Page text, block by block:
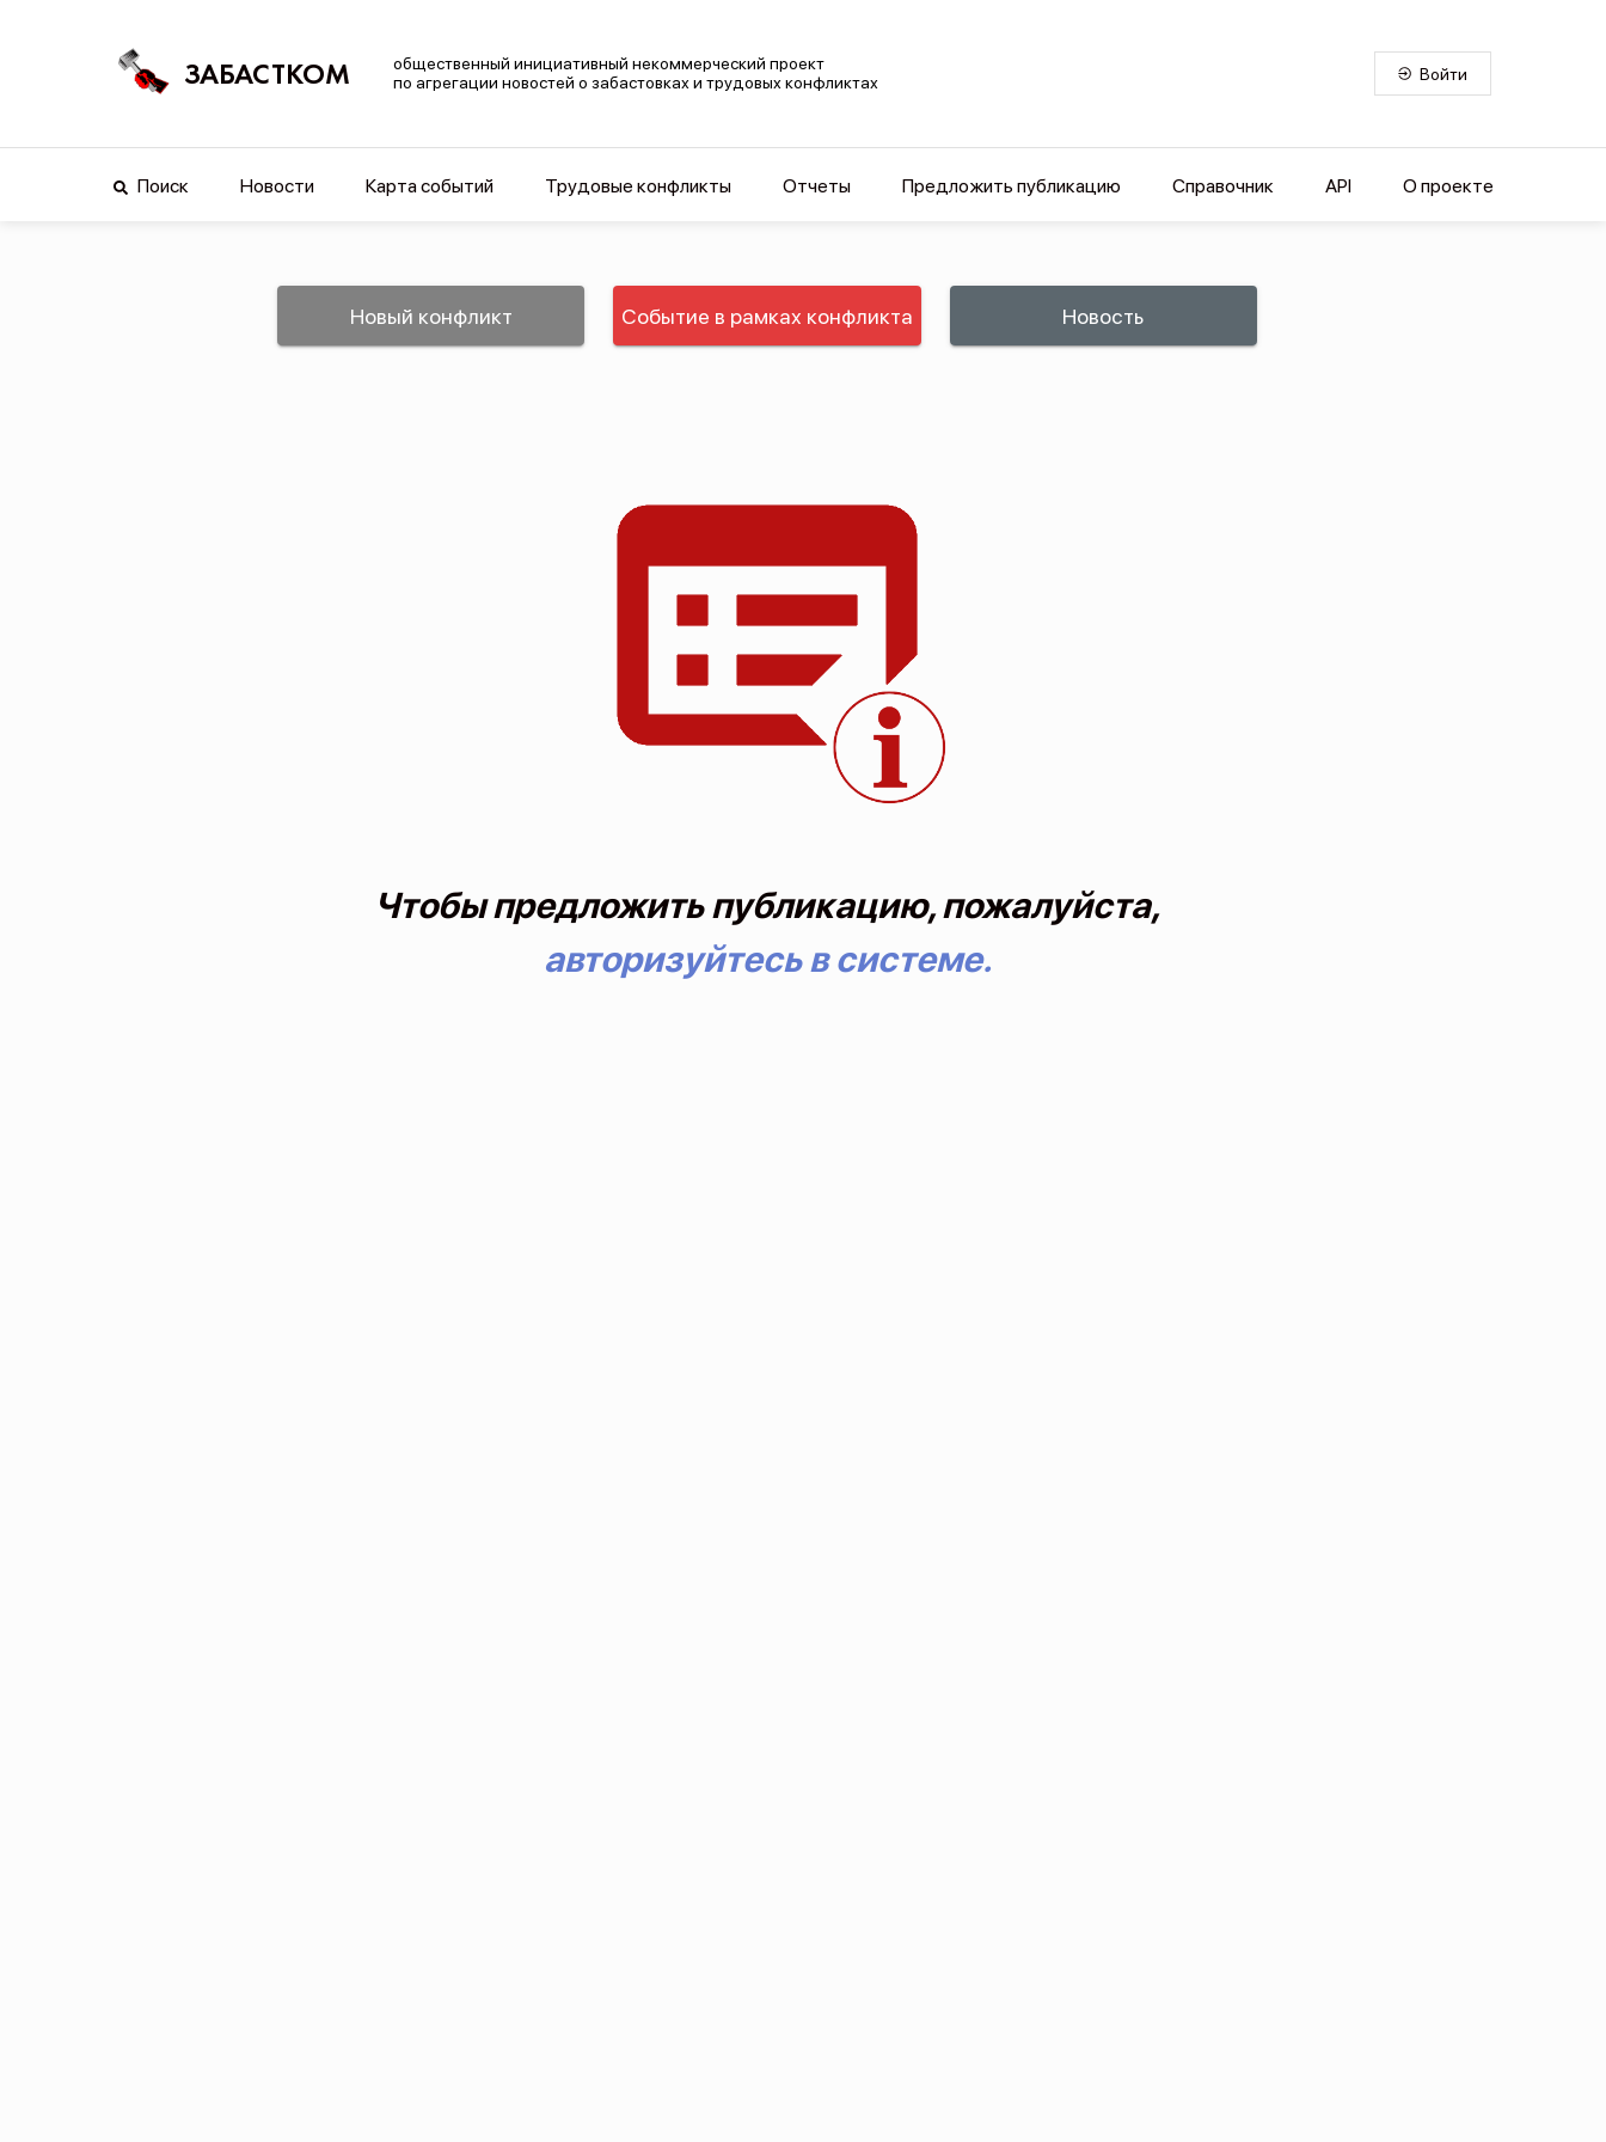
ЗАБАСТКОМ
общественный инициативный некоммерческий проект
по агрегации новостей о забастовках и трудовых конфликтах
Войти
Поиск Новости Карта событий Трудовые конфликты Отчеты Предложить публикацию Справочник API О проекте
Новый конфликт Событие в рамках конфликта Новость
Чтобы предложить публикацию, пожалуйста,
авторизуйтесь в системе.